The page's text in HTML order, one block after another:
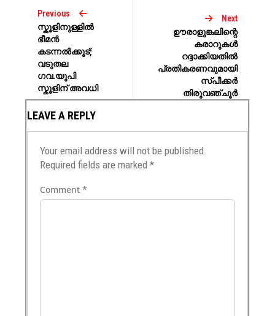
Previous
സ്കൂളിനുള്ളിൽ
ഭീമൻ
കടന്നൽക്കൂട്;
വടുതല
ഗവ.യുപി
സ്കൂളിന് അവധി
Next
ഊരാളുങ്കലിന്റെ
കരാറുകൾ
റദ്ദാക്കിയതിൽ
പ്രതികരണവുമായി
സ്പീക്കർ
തിരുവഞ്ചൂർ
LEAVE A REPLY
Your email address will not be published.
Required fields are marked*
Comment*